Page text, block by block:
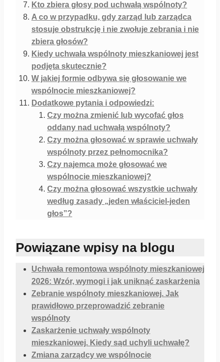
Kto zbiera głosy pod uchwałą wspólnoty?
A co w przypadku, gdy zarząd lub zarządca
stosuje obstrukcję i nie zwołuje zebrania i nie
zbiera głosów?
Kiedy uchwała wspólnoty mieszkaniowej jest
podjęta skutecznie?
W jakiej formie odbywa się głosowanie we
wspólnocie mieszkaniowej?
Dodatkowe pytania i odpowiedzi:
Czy można zmienić lub wycofać głos
oddany nad uchwałą wspólnoty?
Czy można głosować w sprawie uchwały
wspólnoty przez pełnomocnika?
Czy najemca może głosować we
wspólnocie mieszkaniowej?
Czy można głosować wszystkie uchwały
według zasady „jeden właściciel-jeden
głos”?
Powiązane wpisy na blogu
Uchwała remontowa wspólnoty mieszkaniowej
2026: Wzór, wymogi i jak uniknąć zaskarżenia
Zebranie wspólnoty mieszkaniowej. Jak
prawidłowo przeprowadzić zebranie
wspólnoty
Zaskarżenie uchwały wspólnoty
mieszkaniowej. Kiedy sąd uchyli uchwałę?
Zmiana zarządcy we wspólnocie